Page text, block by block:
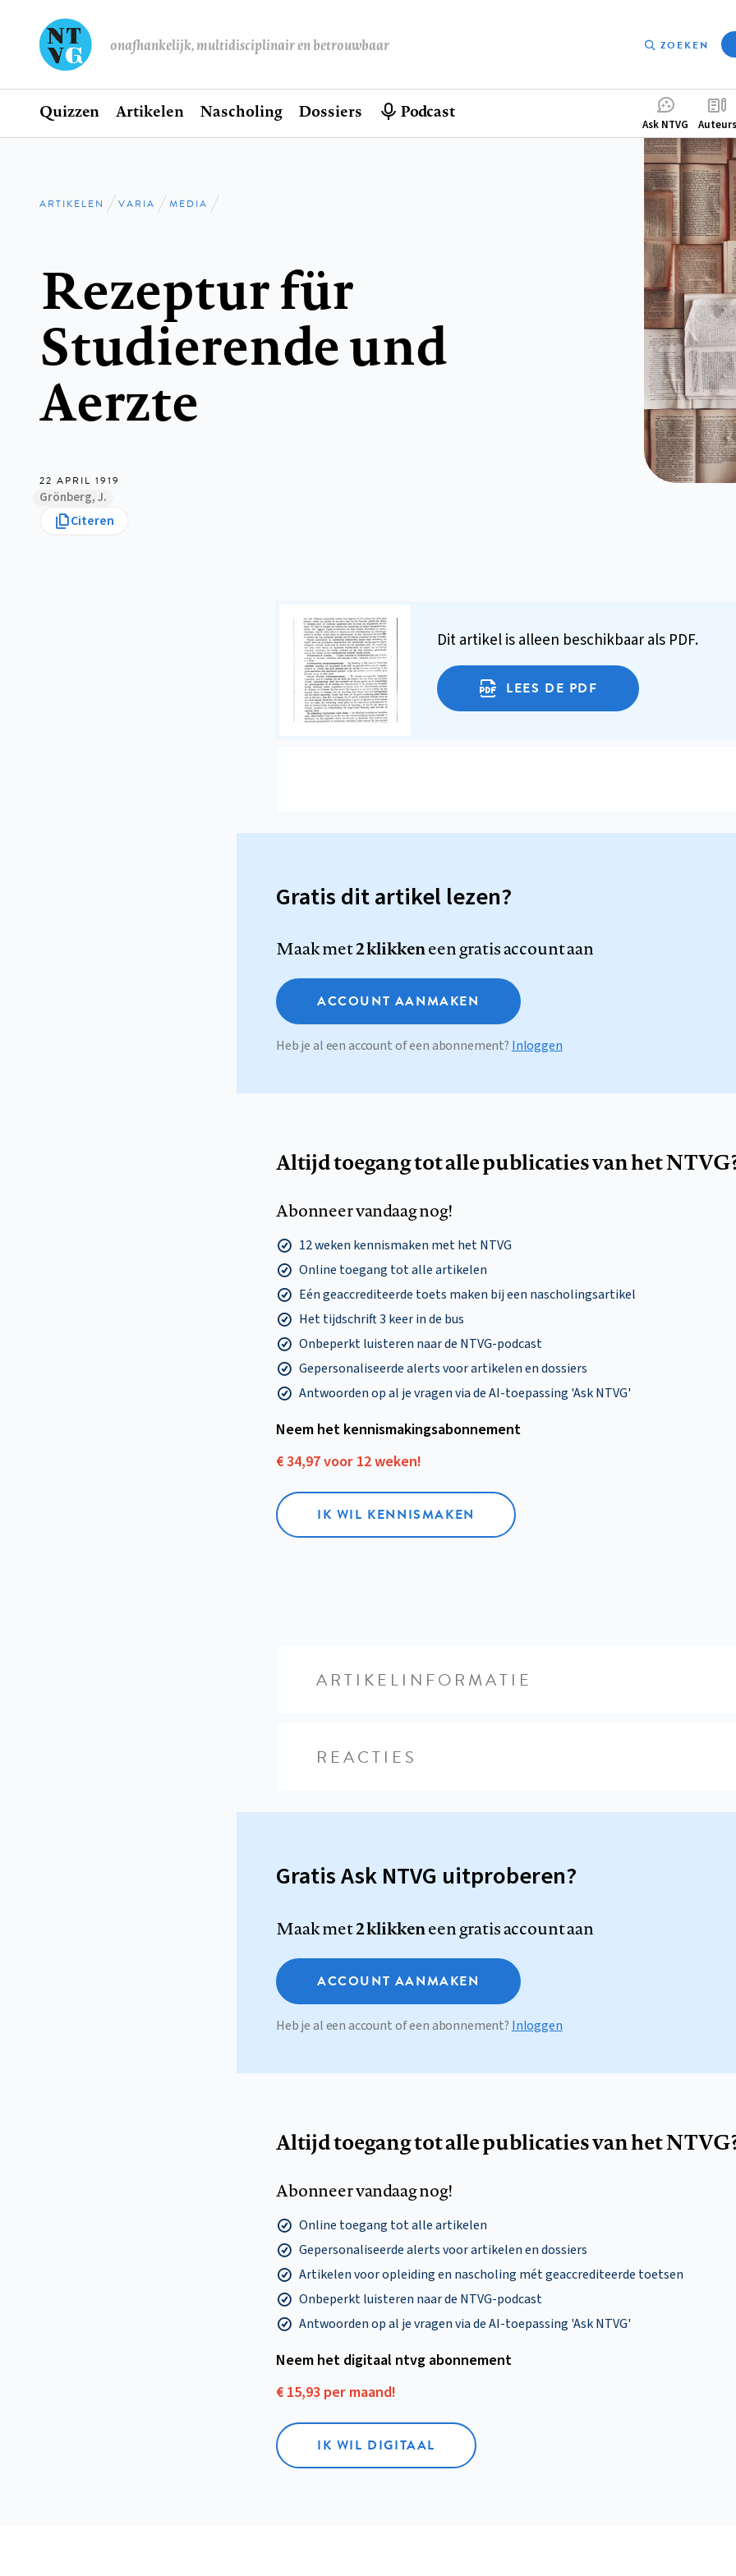
onafhankelijk, multidisciplinair en betrouwbaar ZOEKEN
Hoofdnavigatie
Home
Quizzen Artikelen Nascholing Dossiers Podcast
menu
Ask NTVG Auteurs
Kruimelpad
ARTIKELEN VARIA MEDIA
Rezeptur für
Studierende und
Aerzte
22 APRIL 1919
Grönberg, J.
Citeren
Dit artikel is alleen beschikbaar als PDF.
LEES DE PDF
Gratis dit artikel lezen?
Maak met2 klikkeneen gratis account aan
ACCOUNT AANMAKEN
Heb je al een account of een abonnement? Inloggen
Altijd toegang tot alle publicaties van het
Abonneer vandaag nog!
12 weken kennismaken met het NTVG
Online toegang tot alle artikelen
Eén geaccrediteerde toets maken bij een nascholingsartikel
Het tijdschrift 3 keer in de bus
Onbeperkt luisteren naar de NTVG-podcast
Gepersonaliseerde alerts voor artikelen en dossiers
Antwoorden op al je vragen via de AI-toepassing 'Ask NTVG'
Neem het kennismakings­abonnement
€ 34,97 voor 12 weken!
IK WIL KENNISMAKEN
ARTIKELINFORMATIE
REACTIES
Gratis Ask NTVG uitproberen?
Maak met2 klikkeneen gratis account aan
ACCOUNT AANMAKEN
Heb je al een account of een abonnement? Inloggen
Altijd toegang tot alle publicaties van het
Abonneer vandaag nog!
Online toegang tot alle artikelen
Gepersonaliseerde alerts voor artikelen en dossiers
Artikelen voor opleiding en nascholing mét geaccrediteerde toetsen
Onbeperkt luisteren naar de NTVG-podcast
Antwoorden op al je vragen via de AI-toepassing 'Ask NTVG'
Neem het digitaal ntvg abonnement
€ 15,93 per maand!
IK WIL DIGITAAL